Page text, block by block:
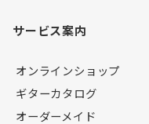
サービス案内
オンラインショップ
ギターカタログ
オーダーメイド